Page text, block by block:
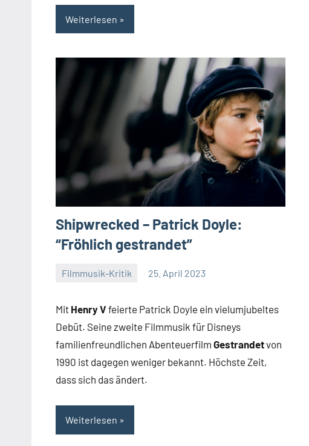
Weiterlesen
Shipwrecked – Patrick Doyle:
“Fröhlich gestrandet”
Filmmusik-Kritik 25. April 2023
Mit Henry V feierte Patrick Doyle ein vielumjubeltes
Debüt. Seine zweite Filmmusik für Disneys
familienfreundlichen Abenteuerfilm Gestrandetvon
1990 ist dagegen weniger bekannt. Höchste Zeit,
dass sich das ändert.
Weiterlesen